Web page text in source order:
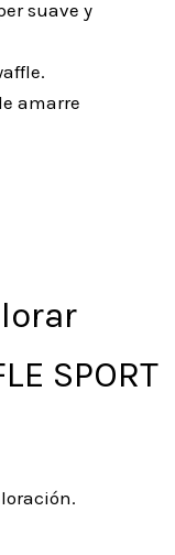
suave y
amarre
SPORT